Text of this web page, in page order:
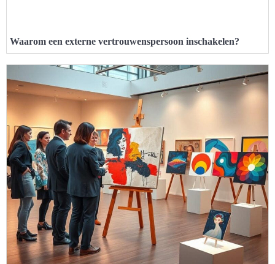
Waarom een externe vertrouwenspersoon inschakelen?